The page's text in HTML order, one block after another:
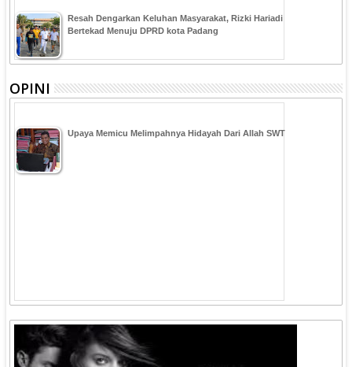
Resah Dengarkan Keluhan Masyarakat, Rizki Hariadi
Bertekad Menuju DPRD kota Padang
OPINI
Upaya Memicu Melimpahnya Hidayah Dari Allah SWT